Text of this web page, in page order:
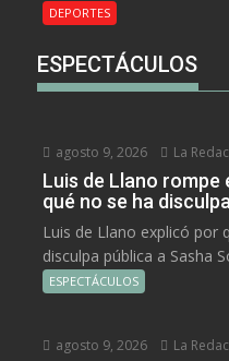
DEPORTES
ESPECTÁCULOS
agosto 9, 2026 La
Luis de Llano rompe
qué no se ha
Luis de Llano explicó por
disculpa pública a Sasha
ESPECTÁCULOS
agosto 9, 2026 La